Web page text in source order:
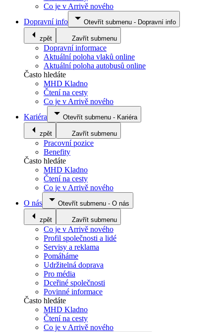
Co je v Arrivě nového
Dopravní info
Otevřít submenu - Dopravní info
zpět Zavřít submenu
Dopravní informace
Aktuální poloha vlaků online
Aktuální poloha autobusů online
Často hledáte
MHD Kladno
Čtení na cesty
Co je v Arrivě nového
Kariéra
Otevřít submenu - Kariéra
zpět Zavřít submenu
Pracovní pozice
Benefity
Často hledáte
MHD Kladno
Čtení na cesty
Co je v Arrivě nového
O nás
Otevřít submenu - O nás
zpět Zavřít submenu
Co je v Arrivě nového
Profil společnosti a lidé
Servisy a reklama
Pomáháme
Udržitelná doprava
Pro média
Dceřiné společnosti
Povinné informace
Často hledáte
MHD Kladno
Čtení na cesty
Co je v Arrivě nového